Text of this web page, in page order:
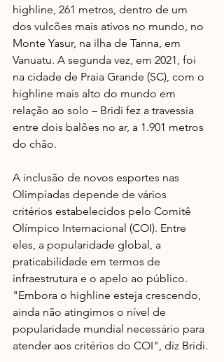
highline, 261 metros, dentro de um
dos vulcões mais ativos no mundo, no
Monte Yasur, na ilha de Tanna, em
Vanuatu. A segunda vez, em 2021, foi
na cidade de Praia Grande (SC), com o
highline mais alto do mundo em
relação ao solo – Bridi fez a travessia
entre dois balões no ar, a 1.901 metros
do chão.
A inclusão de novos esportes nas
Olimpíadas depende de vários
critérios estabelecidos pelo Comitê
Olímpico Internacional (COI). Entre
eles, a popularidade global, a
praticabilidade em termos de
infraestrutura e o apelo ao público.
"Embora o highline esteja crescendo,
ainda não atingimos o nível de
popularidade mundial necessário para
atender aos critérios do COI", diz Bridi.